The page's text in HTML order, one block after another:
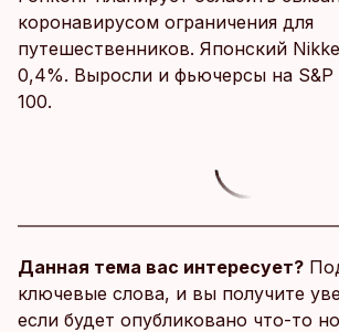
коронавирусом ограничения для
путешественников. Японский
0,4%. Выросли и фьючерсы на S&P
100.
Данная тема вас интересует?
ключевые слова, и вы получите
если будет опубликовано что-то